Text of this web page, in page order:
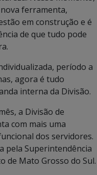
ferramenta,
em construção e é
de que tudo pode
período a
agora é tudo
interna da Divisão.
a Divisão de
com mais uma
dos servidores.
pela Superintendência
de Mato Grosso do Sul.